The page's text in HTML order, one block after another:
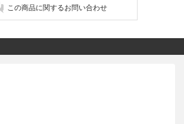
この商品に関するお問い合わせ